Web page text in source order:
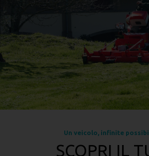
Un veicolo, infinite
SCOPRI IL